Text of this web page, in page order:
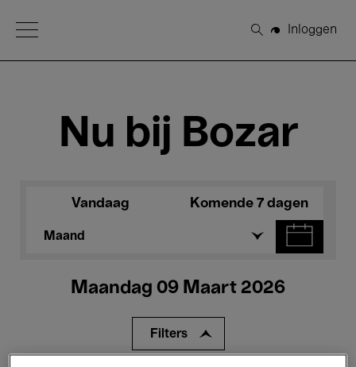
Open Menu
Zoeken
Inloggen
Nu bij Bozar
Vandaag Komende 7 dagen
Maand
Maandag 09 Maart 2026
Filters